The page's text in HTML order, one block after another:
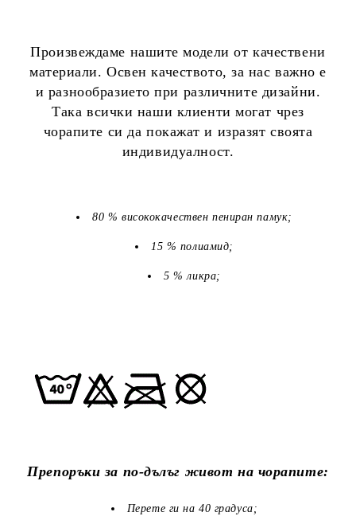
Произвеждаме нашите модели от качествени
материали. Освен качеството, за нас важно е
и разнообразието при различните дизайни.
Така всички наши клиенти могат чрез
чорапите си да покажат и изразят своята
индивидуалност.
80 % висококачествен пениран памук;
15 % полиамид;
5 % ликра;
Препоръки за по-дълъг живот на чорапите:
Перете ги на 40 градуса;